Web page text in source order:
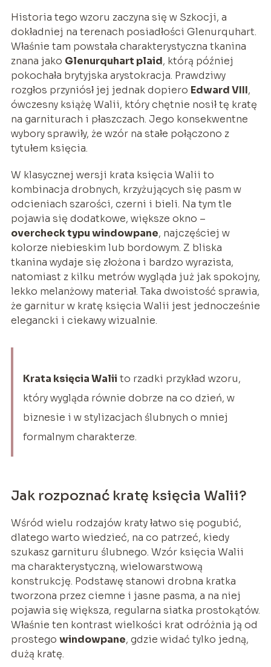
Historia tego wzoru zaczyna się w Szkocji, a
dokładniej na terenach posiadłości Glenurquhart.
Właśnie tam powstała charakterystyczna tkanina
znana jako Glenurquhart plaid, którą później
pokochała brytyjska arystokracja. Prawdziwy
rozgłos przyniósł jej jednak dopiero Edward VIII,
ówczesny książę Walii, który chętnie nosił tę kratę
na garniturach i płaszczach. Jego konsekwentne
wybory sprawiły, że wzór na stałe połączono z
tytułem księcia.
W klasycznej wersji krata księcia Walii to
kombinacja drobnych, krzyżujących się pasm w
odcieniach szarości, czerni i bieli. Na tym tle
pojawia się dodatkowe, większe okno –
overcheck typu windowpane, najczęściej w
kolorze niebieskim lub bordowym. Z bliska
tkanina wydaje się złożona i bardzo wyrazista,
natomiast z kilku metrów wygląda już jak spokojny,
lekko melanżowy materiał. Taka dwoistość sprawia,
że garnitur w kratę księcia Walii jest jednocześnie
elegancki i ciekawy wizualnie.
Krata księcia Walii to rzadki przykład wzoru,
który wygląda równie dobrze na co dzień, w
biznesie i w stylizacjach ślubnych o mniej
formalnym charakterze.
Jak rozpoznać kratę księcia Walii?
Wśród wielu rodzajów kraty łatwo się pogubić,
dlatego warto wiedzieć, na co patrzeć, kiedy
szukasz garnituru ślubnego. Wzór księcia Walii
ma charakterystyczną, wielowarstwową
konstrukcję. Podstawę stanowi drobna kratka
tworzona przez ciemne i jasne pasma, a na niej
pojawia się większa, regularna siatka prostokątów.
Właśnie ten kontrast wielkości krat odróżnia ją od
prostego windowpane, gdzie widać tylko jedną,
dużą kratę.